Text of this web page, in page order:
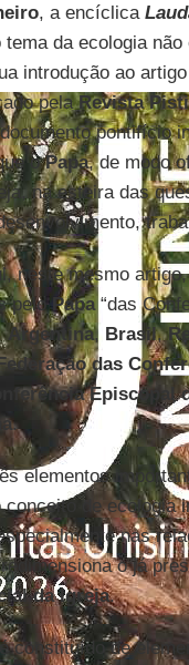
, a encíclica
da ecologia
introdução ao artigo
pelaRevista
pontifício
oPapa, de modo
na esteira das
neste mesmo
pelo Papa“das
Argentina, Brasil,
das
Episcopal
.
elementos
de ecologia
nas
o já
da Igreja.
constituído de